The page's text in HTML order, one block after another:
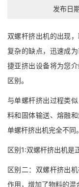
发布日
双螺杆挤出机的出现
复杂的缺点，迅速成
捷亚挤出设备将为您
区别。
与单螺杆挤出过程类
料和固体输送、熔融
单螺杆挤出机完全不同。
区别1:双螺杆挤出机是
区别二：双螺杆挤出
作用，增加了物料的混